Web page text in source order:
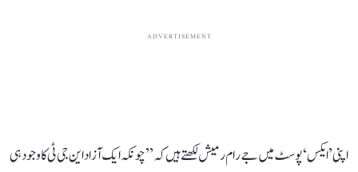
ADVERTISEMENT
اپنی ’ایکس‘ پوسٹ میں جے رام رمیش لکھتے ہیں کہ ’’چونکہ ایک آزاد این جی ٹی کا وجود ہی